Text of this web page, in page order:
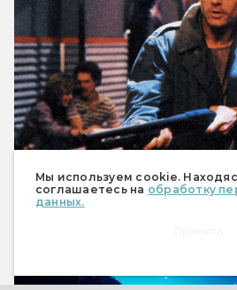
Мы используем cookie.
соглашаетесь на обработку
данных.
Майкл Бин: взлёты и